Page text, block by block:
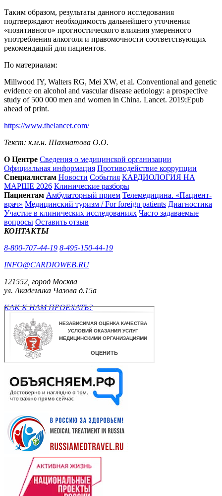
Таким образом, результаты данного исследования
подтверждают необходимость дальнейшего уточнения
«позитивного» прогностического влияния умеренного
употребления алкоголя и правомочности соответствующих
рекомендаций для пациентов.
По материалам:
Millwood IY, Walters RG, Mei XW, et al. Conventional and genetic
evidence on alcohol and vascular disease aetiology: a prospective
study of 500 000 men and women in China. Lancet. 2019;Epub
ahead of print.
https://www.thelancet.com/
Текст: к.м.н. Шахматова О.О.
О Центре Сведения о медицинской организации
Официальная информация Противодействие коррупции
Специалистам Новости События КАРДИОЛОГИЯ НА
МАРШЕ 2026 Клинические разборы
Пациентам Амбулаторный прием Телемедицина. «Пациент-
врач» Медицинский туризм / For foreign patients Диагностика
Участие в клинических исследованиях Часто задаваемые
вопросы Оставить отзыв
КОНТАКТЫ
8-800-707-44-19 8-495-150-44-19
INFO@CARDIOWEB.RU
121552, город Москва
ул. Академика Чазова д.15а
КАК К НАМ ПРОЕХАТЬ?